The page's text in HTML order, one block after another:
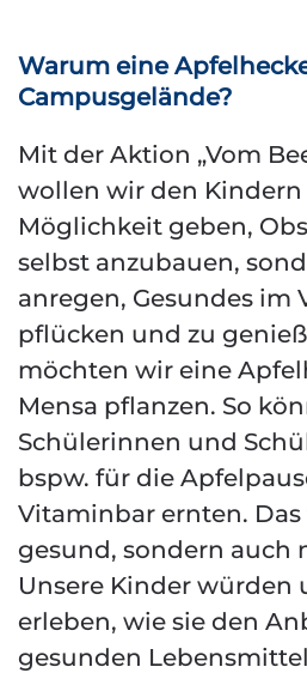
Warum eine
Campusgelände?
Mit der Aktion „Vom
wollen wir den
Möglichkeit geben,
selbst anzubauen,
anregen, Gesundes im
pflücken und zu
möchten wir eine
Mensa pflanzen. So
Schülerinnen und
bspw. für die
Vitaminbar ernten.
gesund, sondern auch
Unsere Kinder
erleben, wie sie den
gesunden